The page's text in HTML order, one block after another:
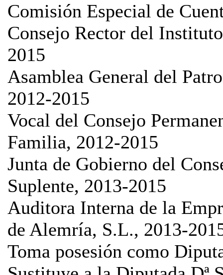
Comisión Especial de
Consejo Rector del
2015
Asamblea General del
2012-2015
Vocal del Consejo
Familia, 2012-2015
Junta de Gobierno del
Suplente, 2013-2015
Auditora Interna de la
de Alemría, S.L., 2013-
Toma posesión como